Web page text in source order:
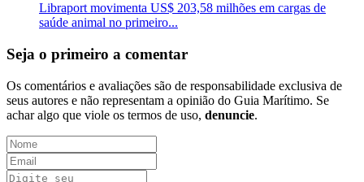
Libraport movimenta US$ 203,58 milhões em cargas de
saúde animal no primeiro...
Seja o primeiro a comentar
Os comentários e avaliações são de responsabilidade exclusiva de
seus autores e não representam a opinião do Guia Marítimo. Se
achar algo que viole os termos de uso, denuncie.